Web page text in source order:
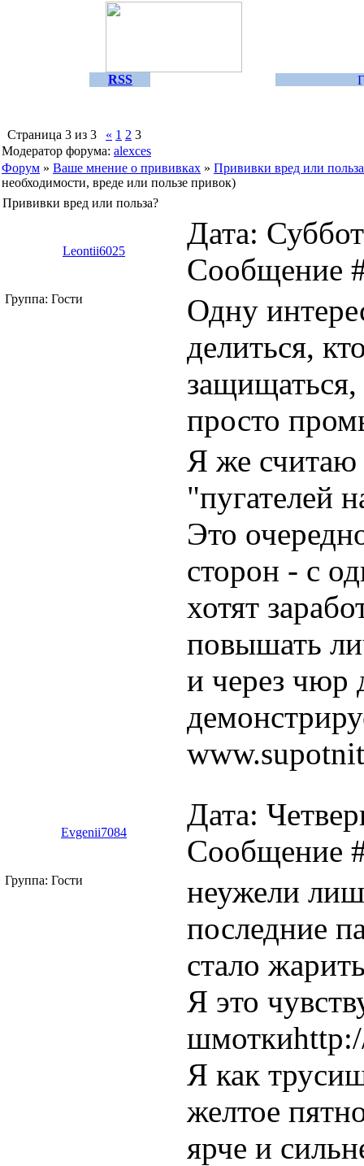
RSS
Страница 3 из 3 « 1 2 3
Модератор форума: alexces
Форум » Ваше мнение о прививках » Прививки вред или
необходимости, вреде или пользе привок)
Прививки вред или польза?
Leontii6025
Дата:
Сообщение
Группа: Гости
Одну
делиться,
просто
Я же считаю
"пугателей
Это
сторон - с
хотят
повышать
и через чюр
Evgenii7084
Дата:
Сообщение
Группа: Гости
неужели
последние
стало
Я это
Я как
желтое
ярче и